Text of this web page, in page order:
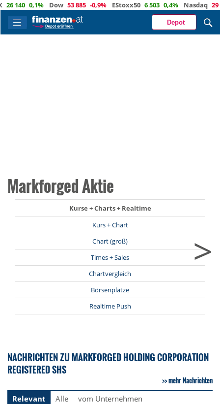
0,1% Dow 53 885 -0,9% EStoxx50 6 503 0,4% Nasdaq 29 373
Depot
Markforged Aktie
Kurse + Charts + Realtime
Kurs + Chart
Chart (groß)
Times + Sales
Chartvergleich
Börsenplätze
Realtime Push
>
NACHRICHTEN ZU MARKFORGED HOLDING CORPORATION
REGISTERED SHS
mehr Nachrichten
Relevant
Alle vom Unternehmen